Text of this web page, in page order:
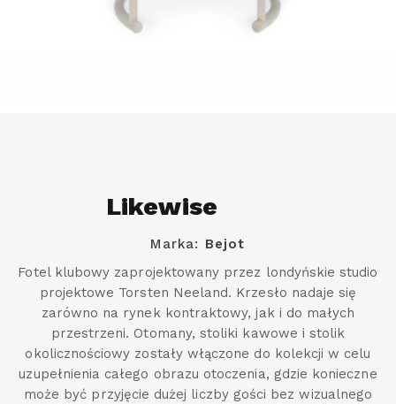
Likewise
Marka: Bejot
Fotel klubowy zaprojektowany przez londyńskie studio
projektowe Torsten Neeland. Krzesło nadaje się
zarówno na rynek kontraktowy, jak i do małych
przestrzeni. Otomany, stoliki kawowe i stolik
okolicznościowy zostały włączone do kolekcji w celu
uzupełnienia całego obrazu otoczenia, gdzie konieczne
może być przyjęcie dużej liczby gości bez wizualnego